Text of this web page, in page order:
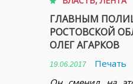
ГЛАВНЫМ
РОСТОВСКОЙ
ОЛЕГ АГАРКОВ
19.06.2017
Печать